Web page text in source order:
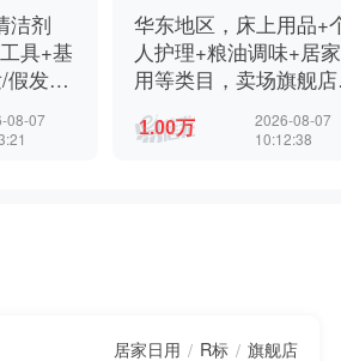
洁剂
具+基
假发等
司和
模纳
08-07
华东地区，床上用品+
人护理+粮油调味+居
用等类目，卖场旗舰
规保模纳税，无社保
2026-08-07
10:12:38
居家日用 / R标 / 旗舰店